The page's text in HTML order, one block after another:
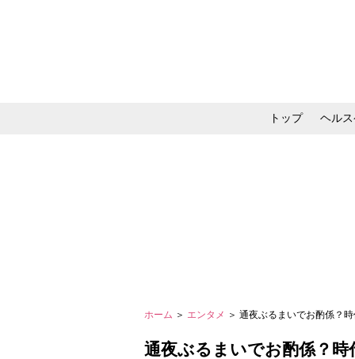
トップ ヘル
ホーム ＞ エンタメ ＞ 通夜ぶるまいでお酌係？
通夜ぶるまいでお酌係？